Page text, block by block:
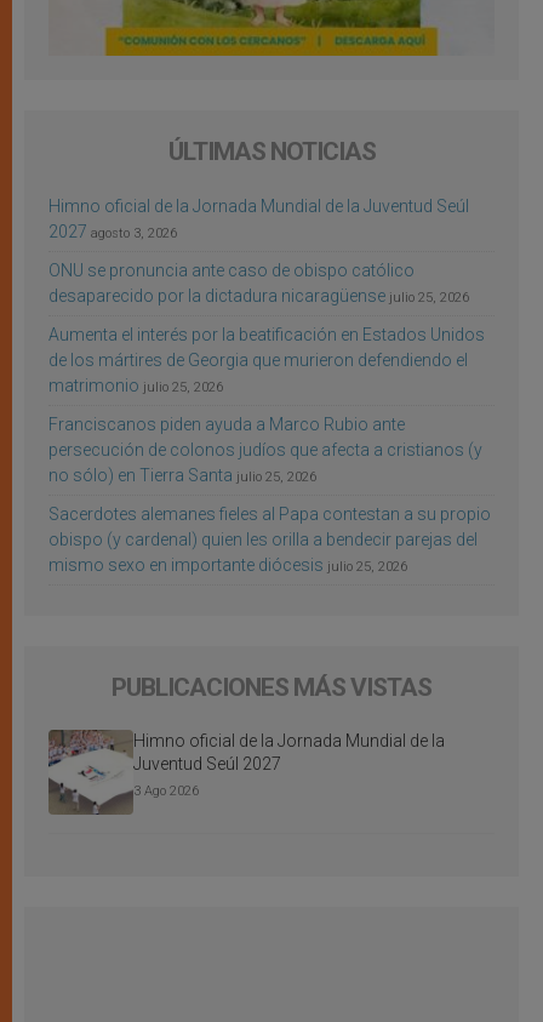
ÚLTIMAS NOTICIAS
Himno oficial de la Jornada Mundial de la Juventud Seúl
2027 agosto 3, 2026
ONU se pronuncia ante caso de obispo católico
desaparecido por la dictadura nicaragüense julio 25, 2026
Aumenta el interés por la beatificación en Estados Unidos
de los mártires de Georgia que murieron defendiendo el
matrimonio julio 25, 2026
Franciscanos piden ayuda a Marco Rubio ante
persecución de colonos judíos que afecta a cristianos (y
no sólo) en Tierra Santa julio 25, 2026
Sacerdotes alemanes fieles al Papa contestan a su propio
obispo (y cardenal) quien les orilla a bendecir parejas del
mismo sexo en importante diócesis julio 25, 2026
PUBLICACIONES MÁS VISTAS
Himno oficial de la Jornada Mundial de la
Juventud Seúl 2027
3 Ago 2026